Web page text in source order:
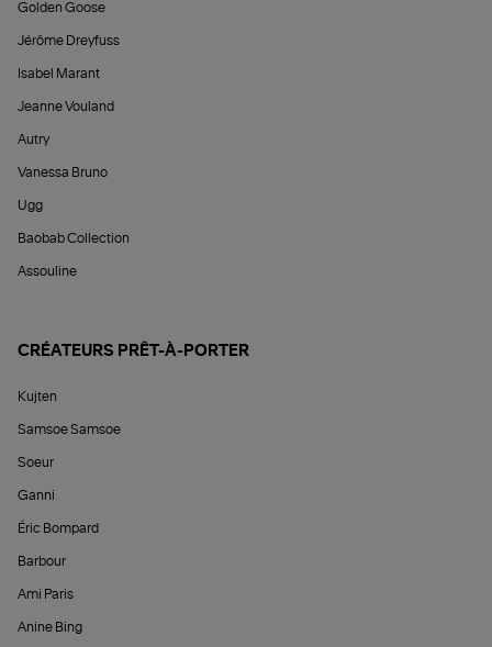
Golden Goose
Jérôme Dreyfuss
Isabel Marant
Jeanne Vouland
Autry
Vanessa Bruno
Ugg
Baobab Collection
Assouline
CRÉATEURS PRÊT-À-PORTER
Kujten
Samsoe Samsoe
Soeur
Ganni
Éric Bompard
Barbour
Ami Paris
Anine Bing